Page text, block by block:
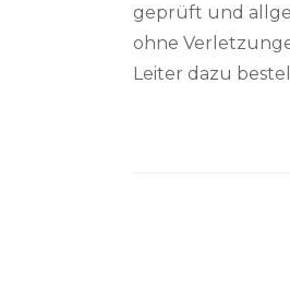
geprüft und
ohne
Leiter dazu